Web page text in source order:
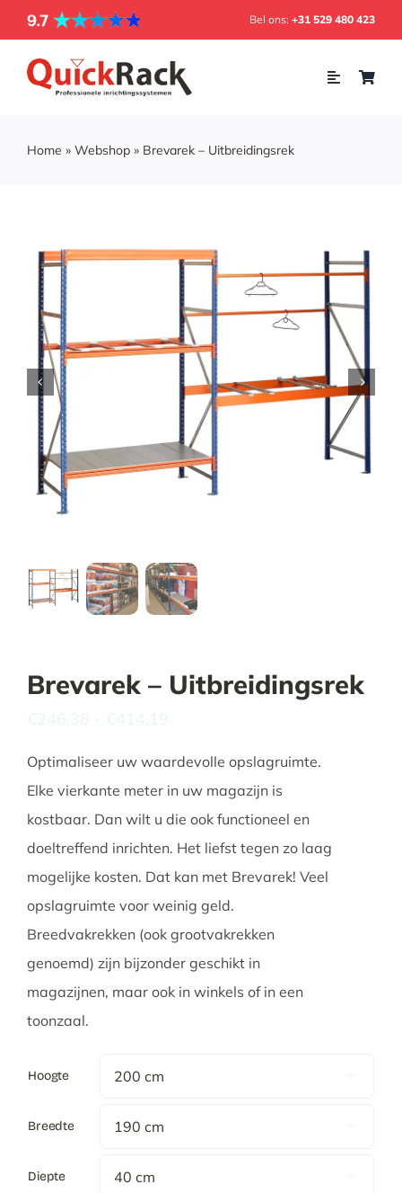
Skip
to
content
Bel ons:+31 529 480 423
Toggle
Soorten rekken
Projecten
Over ons
Tijdelijke promotie
Contact
Home » Webshop» Brevarek – Uitbreidingsrek
Brevarek – Uitbreidingsrek
tot
€414,19
Optimaliseer uw waardevolle opslagruimte.
Elke vierkante meter in uw magazijn is
kostbaar. Dan wilt u die ook functioneel en
doeltreffend inrichten. Het liefst tegen zo laag
mogelijke kosten. Dat kan met Brevarek! Veel
opslagruimte voor weinig geld.
Breedvakrekken (ook grootvakrekken
genoemd) zijn bijzonder geschikt in
magazijnen, maar ook in winkels of in een
toonzaal.
Hoogte
Breedte
Diepte